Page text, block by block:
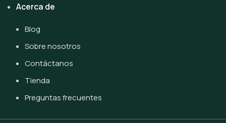
Acerca de
Blog
Sobre nosotros
Contáctanos
Tienda
Preguntas frecuentes